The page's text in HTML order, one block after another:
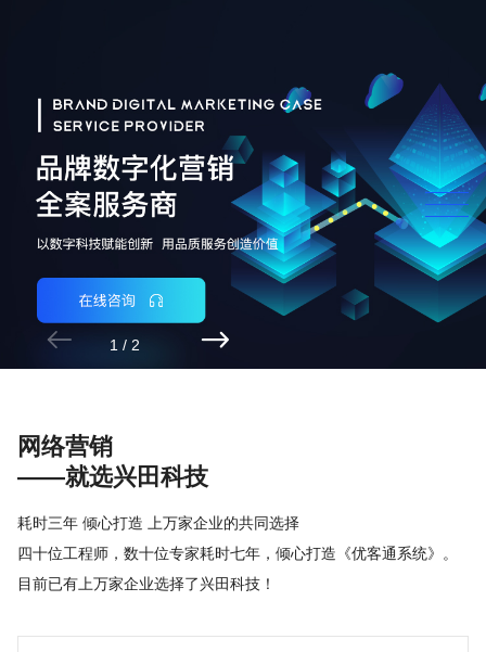

2 / 2

网络营销
——就选兴田科技
耗时三年 倾心打造 上万家企业的共同选择
四十位工程师，数十位专家耗时七年，倾心打造《优客通系统》。
目前已有上万家企业选择了兴田科技！